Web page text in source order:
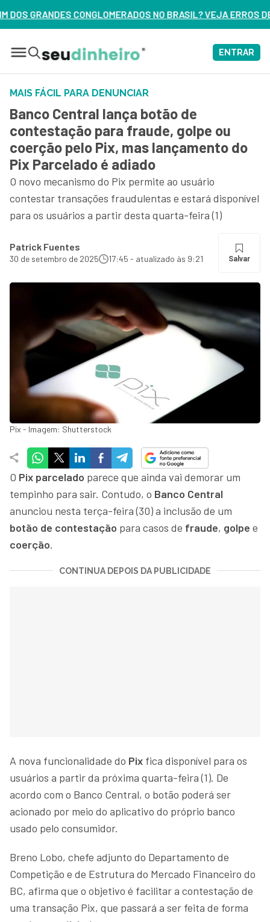
NO BRASIL? VEJA ERROS DE 3 DELES – ASSISTA
ENTRAR
MAIS FÁCIL PARA DENUNCIAR
Banco Central lança botão de
contestação para fraude, golpe ou
coerção pelo Pix, mas lançamento do
Pix Parcelado é adiado
O novo mecanismo do Pix permite ao usuário
contestar transações fraudulentas e estará disponível
para os usuários a partir desta quarta-feira (1)
Patrick Fuentes
30 de setembro de 2025 17:45 - atualizado às 9:21 Salvar
Pix - Imagem: Shutterstock
O Pix parcelado parece que ainda vai demorar um
tempinho para sair. Contudo, o Banco Central
anunciou nesta terça-feira (30) a inclusão de um
botão de contestação para casos de fraude, golpe e
coerção.
CONTINUA DEPOIS DA PUBLICIDADE
A nova funcionalidade do Pix fica disponível para os
usuários a partir da próxima quarta-feira (1). De
acordo com o Banco Central, o botão poderá ser
acionado por meio do aplicativo do próprio banco
usado pelo consumidor.
Breno Lobo, chefe adjunto do Departamento de
Competição e de Estrutura do Mercado Financeiro do
BC, afirma que o objetivo é facilitar a contestação de
uma transação Pix, que passará a ser feita de forma